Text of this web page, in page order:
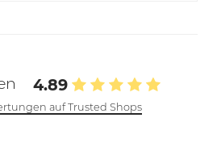
4.89
auf Trusted Shops